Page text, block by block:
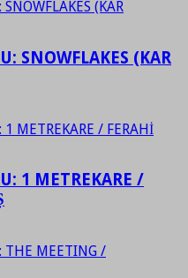
SNOWFLAKES (KAR
1 METREKARE /